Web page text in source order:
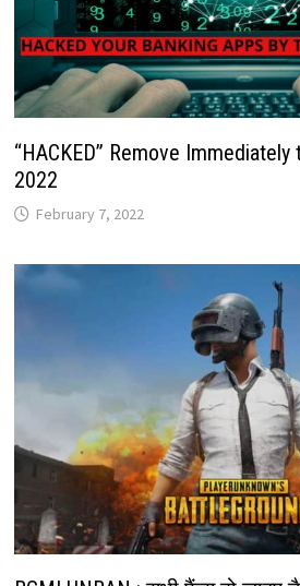
“HACKED” Remove
2022
February 7, 2022